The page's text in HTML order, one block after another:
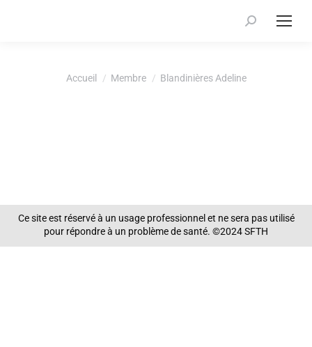
Recherche
Vous êtes ici :Accueil Membre Blandinières Adeline
Ce site est réservé à un usage professionnel et ne sera pas utilisé
pour répondre à un problème de santé. ©2024 SFTH